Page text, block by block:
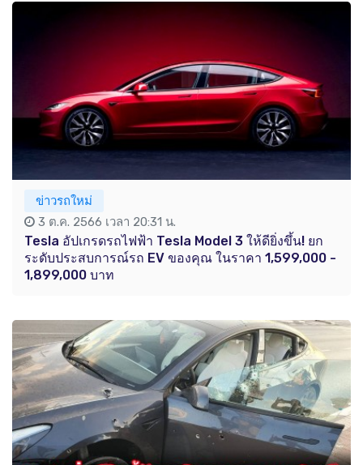
ข่าวรถใหม่
3 ต.ค. 2566 เวลา 20:31 น.
Tesla อัปเกรดรถไฟฟ้า Tesla Model 3 ให้ดียิ่งขึ้น! ยก
ระดับประสบการณ์รถ EV ของคุณ ในราคา 1,599,000 -
1,899,000 บาท